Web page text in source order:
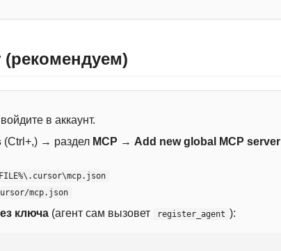
в аккаунт.
(Ctrl+,) → раздел MCP → Add new global MCP server
mcp.json
ключа (агент сам вызовет register_agent ):